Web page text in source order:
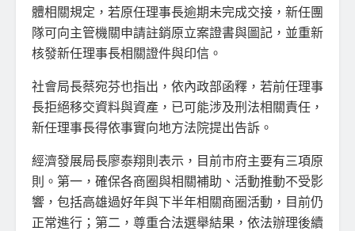
體相關規定，若原任理事長逾期未完成交接，新任團
隊可向主管機關申請註銷原立案證書與圖記，並重新
核發新任理事長相關證件與印信。
社會局長蔡宛芬也指出，依內政部函釋，若前任理事
長拒絕移交資料與資產，已可能涉及刑法相關責任，
新任理事長得依事實向地方法院提出告訴。
經濟發展局長廖泰翔則表示，目前市府主要有三項原
則。第一，確保各商圈與相關補助、活動推動不受影
響，包括高雄過好年與下半年相關商圈活動，目前仍
正常進行；第二，尊重合法選舉結果，依法辦理後續